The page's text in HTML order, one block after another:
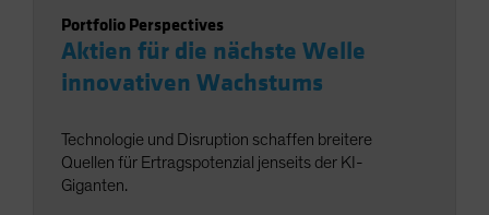
Portfolio Perspectives
Aktien für die nächste Welle
innovativen Wachstums
Technologie und Disruption schaffen breitere
Quellen für Ertragspotenzial jenseits der KI-
Giganten.